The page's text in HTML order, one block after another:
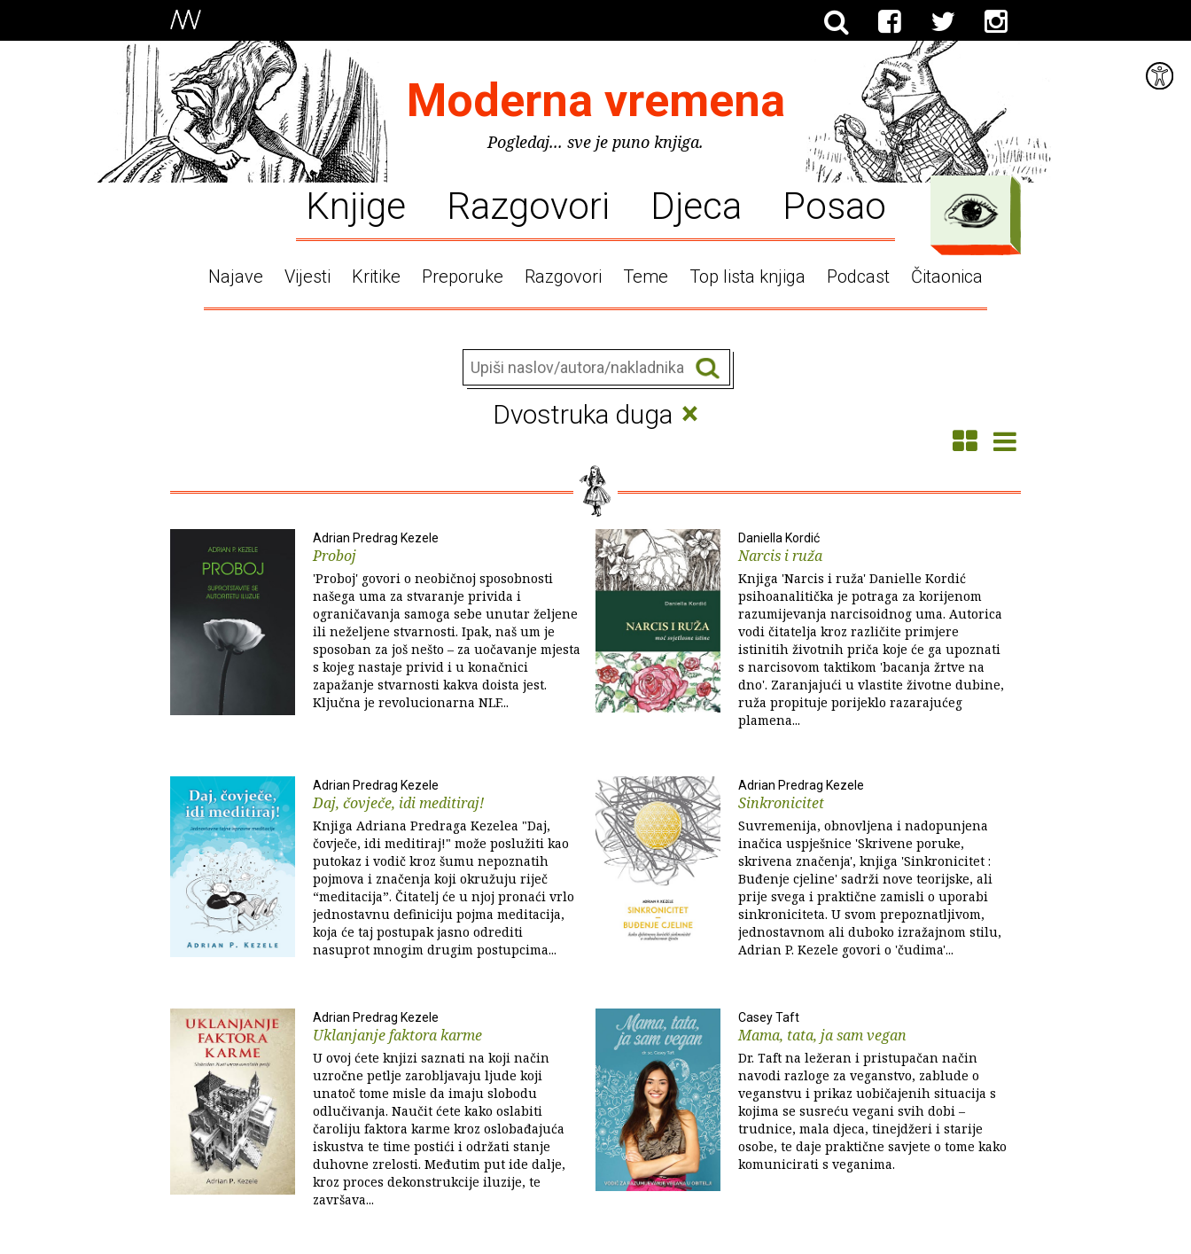
Moderna vremena
Pogledaj... sve je puno knjiga.
Knjige Razgovori Djeca Posao
Najave Vijesti Kritike Preporuke Razgovori Teme Top lista knjiga Podcast Čitaonica
Dvostruka duga ×
Adrian Predrag Kezele
Proboj
'Proboj' govori o neobičnoj sposobnosti
našega uma za stvaranje privida i
ograničavanja samoga sebe unutar željene
ili neželjene stvarnosti. Ipak, naš um je
sposoban za još nešto – za uočavanje mjesta
s kojeg nastaje privid i u konačnici
zapažanje stvarnosti kakva doista jest.
Ključna je revolucionarna NLF...
Daniella Kordić
Narcis i ruža
Knjiga 'Narcis i ruža' Danielle Kordić
psihoanalitička je potraga za korijenom
razumijevanja narcisoidnog uma. Autorica
vodi čitatelja kroz različite primjere
istinitih životnih priča koje će ga upoznati
s narcisovom taktikom 'bacanja žrtve na
dno'. Zaranjajući u vlastite životne dubine,
ruža propituje porijeklo razarajućeg
plamena...
Adrian Predrag Kezele
Daj, čovječe, idi meditiraj!
Knjiga Adriana Predraga Kezelea "Daj,
čovječe, idi meditiraj!" može poslužiti kao
putokaz i vodič kroz šumu nepoznatih
pojmova i značenja koji okružuju riječ
“meditacija”. Čitatelj će u njoj pronaći vrlo
jednostavnu definiciju pojma meditacija,
koja će taj postupak jasno odrediti
nasuprot mnogim drugim postupcima...
Adrian Predrag Kezele
Sinkronicitet
Suvremenija, obnovljena i nadopunjena
inačica uspješnice 'Skrivene poruke,
skrivena značenja', knjiga 'Sinkronicitet :
Buđenje cjeline' sadrži nove teorijske, ali
prije svega i praktične zamisli o uporabi
sinkroniciteta. U svom prepoznatljivom,
jednostavnom ali duboko izražajnom stilu,
Adrian P. Kezele govori o 'čudima'...
Adrian Predrag Kezele
Uklanjanje faktora karme
U ovoj ćete knjizi saznati na koji način
uzročne petlje zarobljavaju ljude koji
unatoč tome misle da imaju slobodu
odlučivanja. Naučit ćete kako oslabiti
čaroliju faktora karme kroz oslobađajuća
iskustva te time postići i održati stanje
duhovne zrelosti. Međutim put ide dalje,
kroz proces dekonstrukcije iluzije, te
završava...
Casey Taft
Mama, tata, ja sam vegan
Dr. Taft na ležeran i pristupačan način
navodi razloge za veganstvo, zablude o
veganstvu i prikaz uobičajenih situacija s
kojima se susreću vegani svih dobi –
trudnice, mala djeca, tinejdžeri i starije
osobe, te daje praktične savjete o tome kako
komunicirati s veganima.